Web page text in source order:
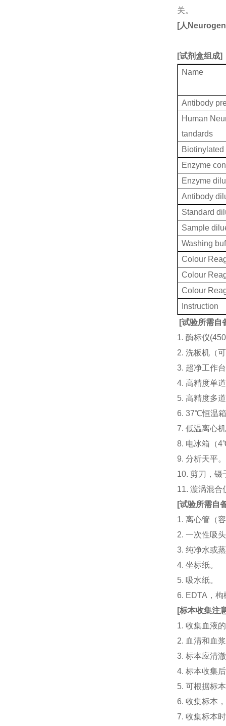
关。
[人
[试剂盒组成]
Name
Antibody
Human
tandards
Enzyme
Enzyme
Antibody
Standard
Sample
Washing
Colour
Colour
Colour
Instruction
[试验所需自
1. 酶标仪
2. 洗板机（
3. 超净工作
4. 高精度单
5. 高精度多
6. 37℃恒温
7. 低温离心
8. 电冰箱（
9. 分析天平。
10. 剪刀，镊
11. 漩涡混
[试验所需自
1. 离心管（
2. 一次性吸
3. 纯净水或
4. 坐标纸。
5. 吸水纸。
6. EDTA，
[标本收集注
1. 收集血液
2. 血清和血
3. 标本应清
4. 标本收集
5. 可根据标
6. 收集标本
7. 收集标本